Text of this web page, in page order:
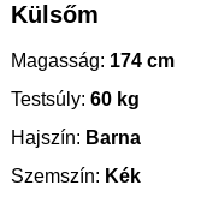
Külsőm
Magasság: 174 cm
Testsúly: 60 kg
Hajszín: Barna
Szemszín: Kék